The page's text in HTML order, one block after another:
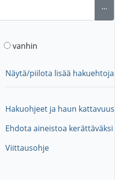
...
vanhin
Näytä/piilota lisää hakuehtoja
Hakuohjeet ja haun kattavuus
Ehdota aineistoa kerättäväksi
Viittausohje